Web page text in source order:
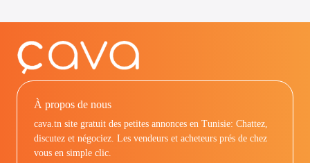
À propos de nous
cava.tn site gratuit des petites annonces en Tunisie: Chattez,
discutez et négociez. Les vendeurs et acheteurs prés de chez
vous en simple clic.